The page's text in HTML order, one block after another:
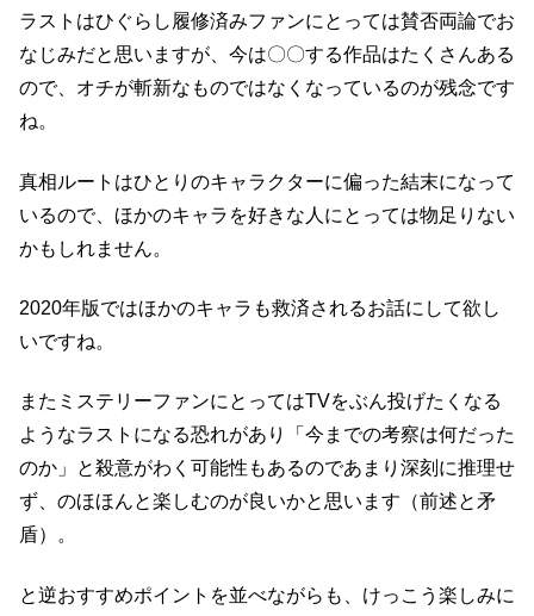
ラストはひぐらし履修済みファンにとっては賛否両論でお
なじみだと思いますが、今は〇〇する作品はたくさんある
ので、オチが斬新なものではなくなっているのが残念です
ね。
真相ルートはひとりのキャラクターに偏った結末になって
いるので、ほかのキャラを好きな人にとっては物足りない
かもしれません。
2020年版ではほかのキャラも救済されるお話にして欲し
いですね。
またミステリーファンにとってはTVをぶん投げたくなる
ようなラストになる恐れがあり「今までの考察は何だった
のか」と殺意がわく可能性もあるのであまり深刻に推理せ
ず、のほほんと楽しむのが良いかと思います（前述と矛
盾）。
と逆おすすめポイントを並べながらも、けっこう楽しみに